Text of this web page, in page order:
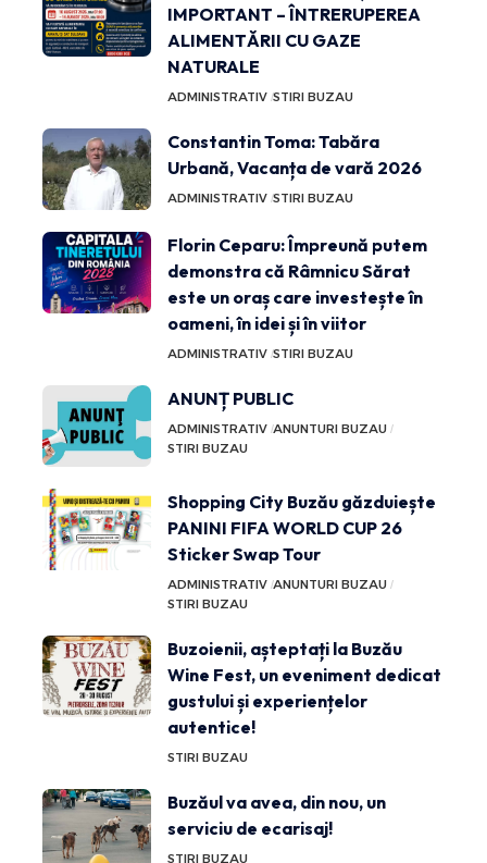
IMPORTANT – ÎNTRERUPEREA
ALIMENTĂRII CU GAZE
NATURALE
ADMINISTRATIV STIRI BUZAU
Constantin Toma: Tabăra
Urbană, Vacanța de vară 2026
ADMINISTRATIV STIRI BUZAU
Florin Ceparu: Împreună putem
demonstra că Râmnicu Sărat
este un oraș care investește în
oameni, în idei și în viitor
ADMINISTRATIV STIRI BUZAU
ANUNȚ PUBLIC
ADMINISTRATIV ANUNTURI BUZAU
STIRI BUZAU
Shopping City Buzău găzduiește
PANINI FIFA WORLD CUP 26
Sticker Swap Tour
ADMINISTRATIV ANUNTURI BUZAU
STIRI BUZAU
Buzoienii, așteptați la Buzău
Wine Fest, un eveniment dedicat
gustului și experiențelor
autentice!
STIRI BUZAU
Buzăul va avea, din nou, un
serviciu de ecarisaj!
STIRI BUZAU